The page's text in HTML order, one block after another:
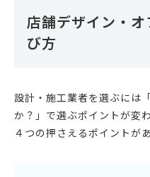
店舗デザイン・
び方
設計・施工業者を選ぶには
か？」で選ぶポイントが変
４つの押さえるポイントがあ